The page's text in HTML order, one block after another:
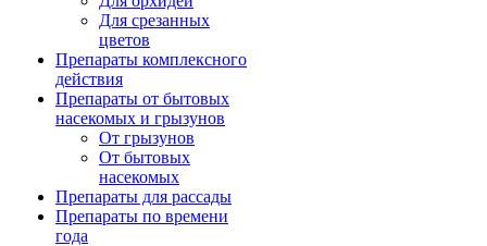
Для срезанных
цветов
Препараты комплексного
действия
Препараты от бытовых
насекомых и грызунов
От грызунов
От бытовых
насекомых
Препараты для рассады
Препараты по времени
года